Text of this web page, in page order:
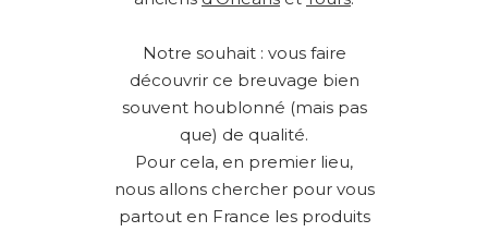
Notre souhait : vous faire
découvrir ce breuvage bien
souvent houblonné (mais pas
que) de qualité.
Pour cela, en premier lieu,
nous allons chercher pour vous
partout en France les produits